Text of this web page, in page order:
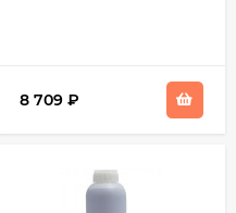
8 709 ₽